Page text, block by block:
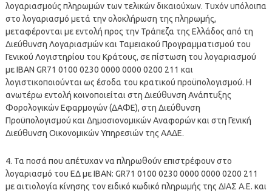
λογαριασμούς πληρωμών των τελικών δικαιούχων. Τυχόν υπόλοιπα
στο λογαριασμό μετά την ολοκλήρωση της πληρωμής,
μεταφέρονται με εντολή προς την Τράπεζα της Ελλάδος από τη
Διεύθυνση Λογαριασμών και Ταμειακού Προγραμματισμού του
Γενικού Λογιστηρίου του Κράτους, σε πίστωση του λογαριασμού
με ΙΒΑΝ GR71 0100 0230 0000 0000 0200 211 και
λογιστικοποιούνται ως έσοδα του κρατικού προϋπολογισμού. Η
ανωτέρω εντολή κοινοποιείται στη Διεύθυνση Ανάπτυξης
Φορολογικών Εφαρμογών (ΔΑΦΕ), στη Διεύθυνση
Προϋπολογισμού και Δημοσιονομικών Αναφορών και στη Γενική
Διεύθυνση Οικονομικών Υπηρεσιών της ΑΑΔΕ.
4. Τα ποσά που απέτυχαν να πληρωθούν επιστρέφουν στο
λογαριασμό του ΕΔ με ΙΒΑΝ: GR71 0100 0230 0000 0000 0200 211
με αιτιολογία κίνησης τον ειδικό κωδικό πληρωμής της ΔΙΑΣ Α.Ε. και